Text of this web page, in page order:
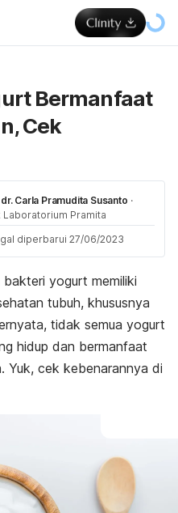
Bermanfaat
Cek
dr. Carla Pramudita Susanto ·
Laboratorium Pramita
diperbarui 27/06/2023
yogurt memiliki
tubuh, khususnya
tidak semua yogurt
hidup dan bermanfaat
. Yuk, cek kebenarannya di